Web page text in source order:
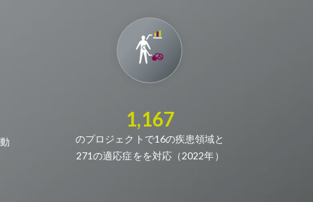
1,167
のプロジェクトで16の疾患領域と
271の適応症をを対応（2022年）